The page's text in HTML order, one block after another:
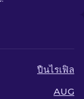
ปืนไรเฟิล
AUG